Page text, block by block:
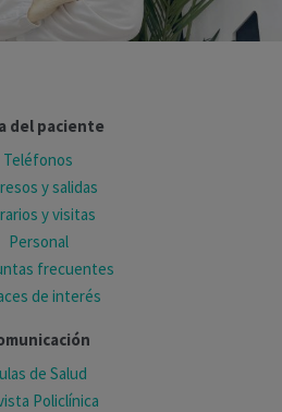
del paciente
Teléfonos
y salidas
y visitas
Personal
frecuentes
de interés
de Salud
Policlínica